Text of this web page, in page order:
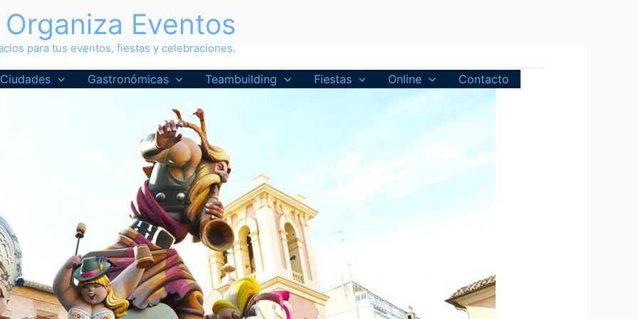
Organiza Eventos
para tus eventos, fiestas y celebraciones.
Ciudades Gastronómicas Teambuilding Fiestas Online Contacto